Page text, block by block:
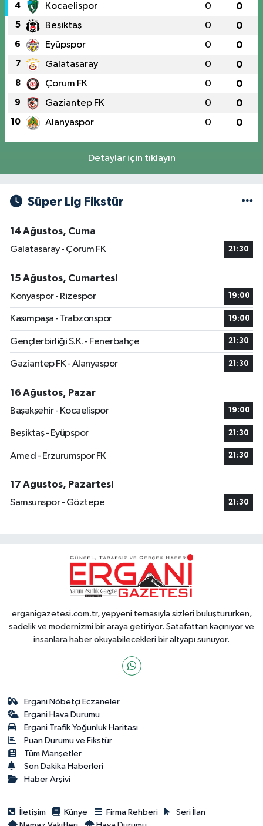
4 Kocaelispor 0 0
5 Beşiktaş 0 0
6 Eyüpspor 0 0
7 Galatasaray 0 0
8 Çorum FK 0 0
9 Gaziantep FK 0 0
10 Alanyaspor 0 0
Detaylar için tıklayın
Süper Lig Fikstür
14 Ağustos, Cuma
Galatasaray - Çorum FK
21:30
15 Ağustos, Cumartesi
Konyaspor - Rizespor
19:00
Kasımpaşa - Trabzonspor 19:00
Gençlerbirliği S.K. - Fenerbahçe 21:30
Gaziantep FK - Alanyaspor 21:30
16 Ağustos, Pazar
Başakşehir - Kocaelispor
19:00
Beşiktaş - Eyüpspor 21:30
Amed - Erzurumspor FK 21:30
17 Ağustos, Pazartesi
Samsunspor - Göztepe
21:30
erganigazetesi.com.tr, yepyeni temasıyla sizleri buluştururken,
sadelik ve modernizmi bir araya getiriyor. Şatafattan kaçınıyor ve
insanlara haber okuyabilecekleri bir altyapı sunuyor.
Ergani Nöbetçi Eczaneler
Ergani Hava Durumu
Ergani Trafik Yoğunluk Haritası
Puan Durumu ve Fikstür
Tüm Manşetler
Son Dakika Haberleri
Haber Arşivi
İletişim Künye Firma Rehberi
Seri İlan